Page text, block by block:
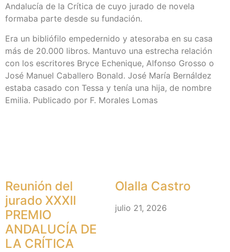
Andalucía de la Crítica de cuyo jurado de novela
formaba parte desde su fundación.
Era un bibliófilo empedernido y atesoraba en su casa
más de 20.000 libros. Mantuvo una estrecha relación
con los escritores Bryce Echenique, Alfonso Grosso o
José Manuel Caballero Bonald. José María Bernáldez
estaba casado con Tessa y tenía una hija, de nombre
Emilia. Publicado por F. Morales Lomas
Reunión del
jurado XXXII
PREMIO
ANDALUCÍA DE
LA CRÍTICA
Olalla Castro
julio 21, 2026